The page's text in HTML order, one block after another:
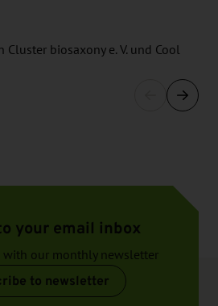
Cluster biosaxony e. V. und Cool
your email inbox
with our monthly newsletter
to newsletter